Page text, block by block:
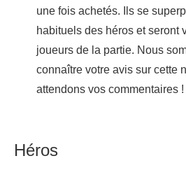
une fois achetés. Ils se
habituels des héros et seront
joueurs de la partie. Nous
connaître votre avis sur cette
attendons vos commentaires !
Héros